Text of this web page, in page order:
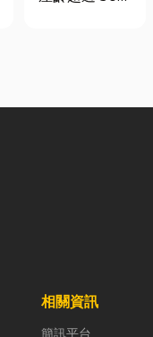
疲勞與結構鏽
實，門片故障
相關資訊
簡訊平台